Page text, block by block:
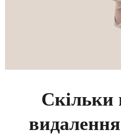
Скільки